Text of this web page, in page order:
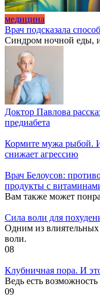
медицина
Врач подсказала
Синдром ночной еды,
Доктор Павлова
предиабета
Кормите мужа рыбой.
снижает агрессию
Врач Белоусов:
продукты с
Вам также может
Cила воли для
Одним из влиятельных
воли.
08
Клубничная пора. И
Ведь есть
09